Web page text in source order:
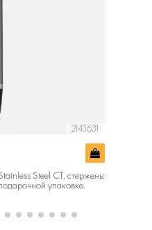
2143631
Steel CT, стержень:
упаковке.